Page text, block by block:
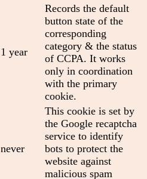
1 year
Records the default
button state of the
corresponding
category & the status
of CCPA. It works
only in coordination
with the primary
cookie.
never
This cookie is set by
the Google recaptcha
service to identify
bots to protect the
website against
malicious spam